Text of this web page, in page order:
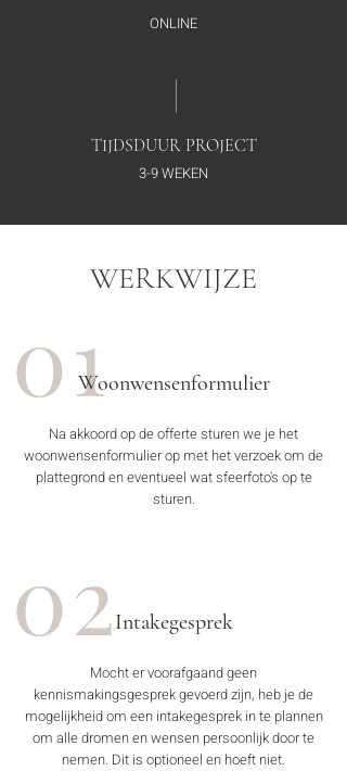
ONLINE
TIJDSDUUR PROJECT
3-9WEKEN
WERKWIJZE
01Woonwensenformulier
Na akkoord op de offerte sturen we je het
woonwensenformulier op met het verzoek om de
plattegrond en eventueel wat sfeerfoto's op te
sturen.
02Intakegesprek
Mocht er voorafgaand geen
kennismakingsgesprek gevoerd zijn, heb je de
mogelijkheid om een intakegesprek in te plannen
om alle dromen en wensen persoonlijk door te
nemen. Dit is optioneel en hoeft niet.